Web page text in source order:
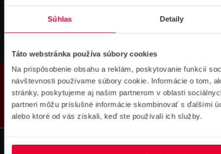
Súhlas Detaily
Táto webstránka používa súbory cookies
Na prispôsobenie obsahu a reklám, poskytovanie funkcií
návštevnosti používame súbory cookie. Informácie o tom,
stránky, poskytujeme aj našim partnerom v oblasti
partneri môžu príslušné informácie skombinovať s ďalšími
alebo ktoré od vás získali, keď ste používali ich služby.
PRODUKTY
Prihlásenie
na školenie